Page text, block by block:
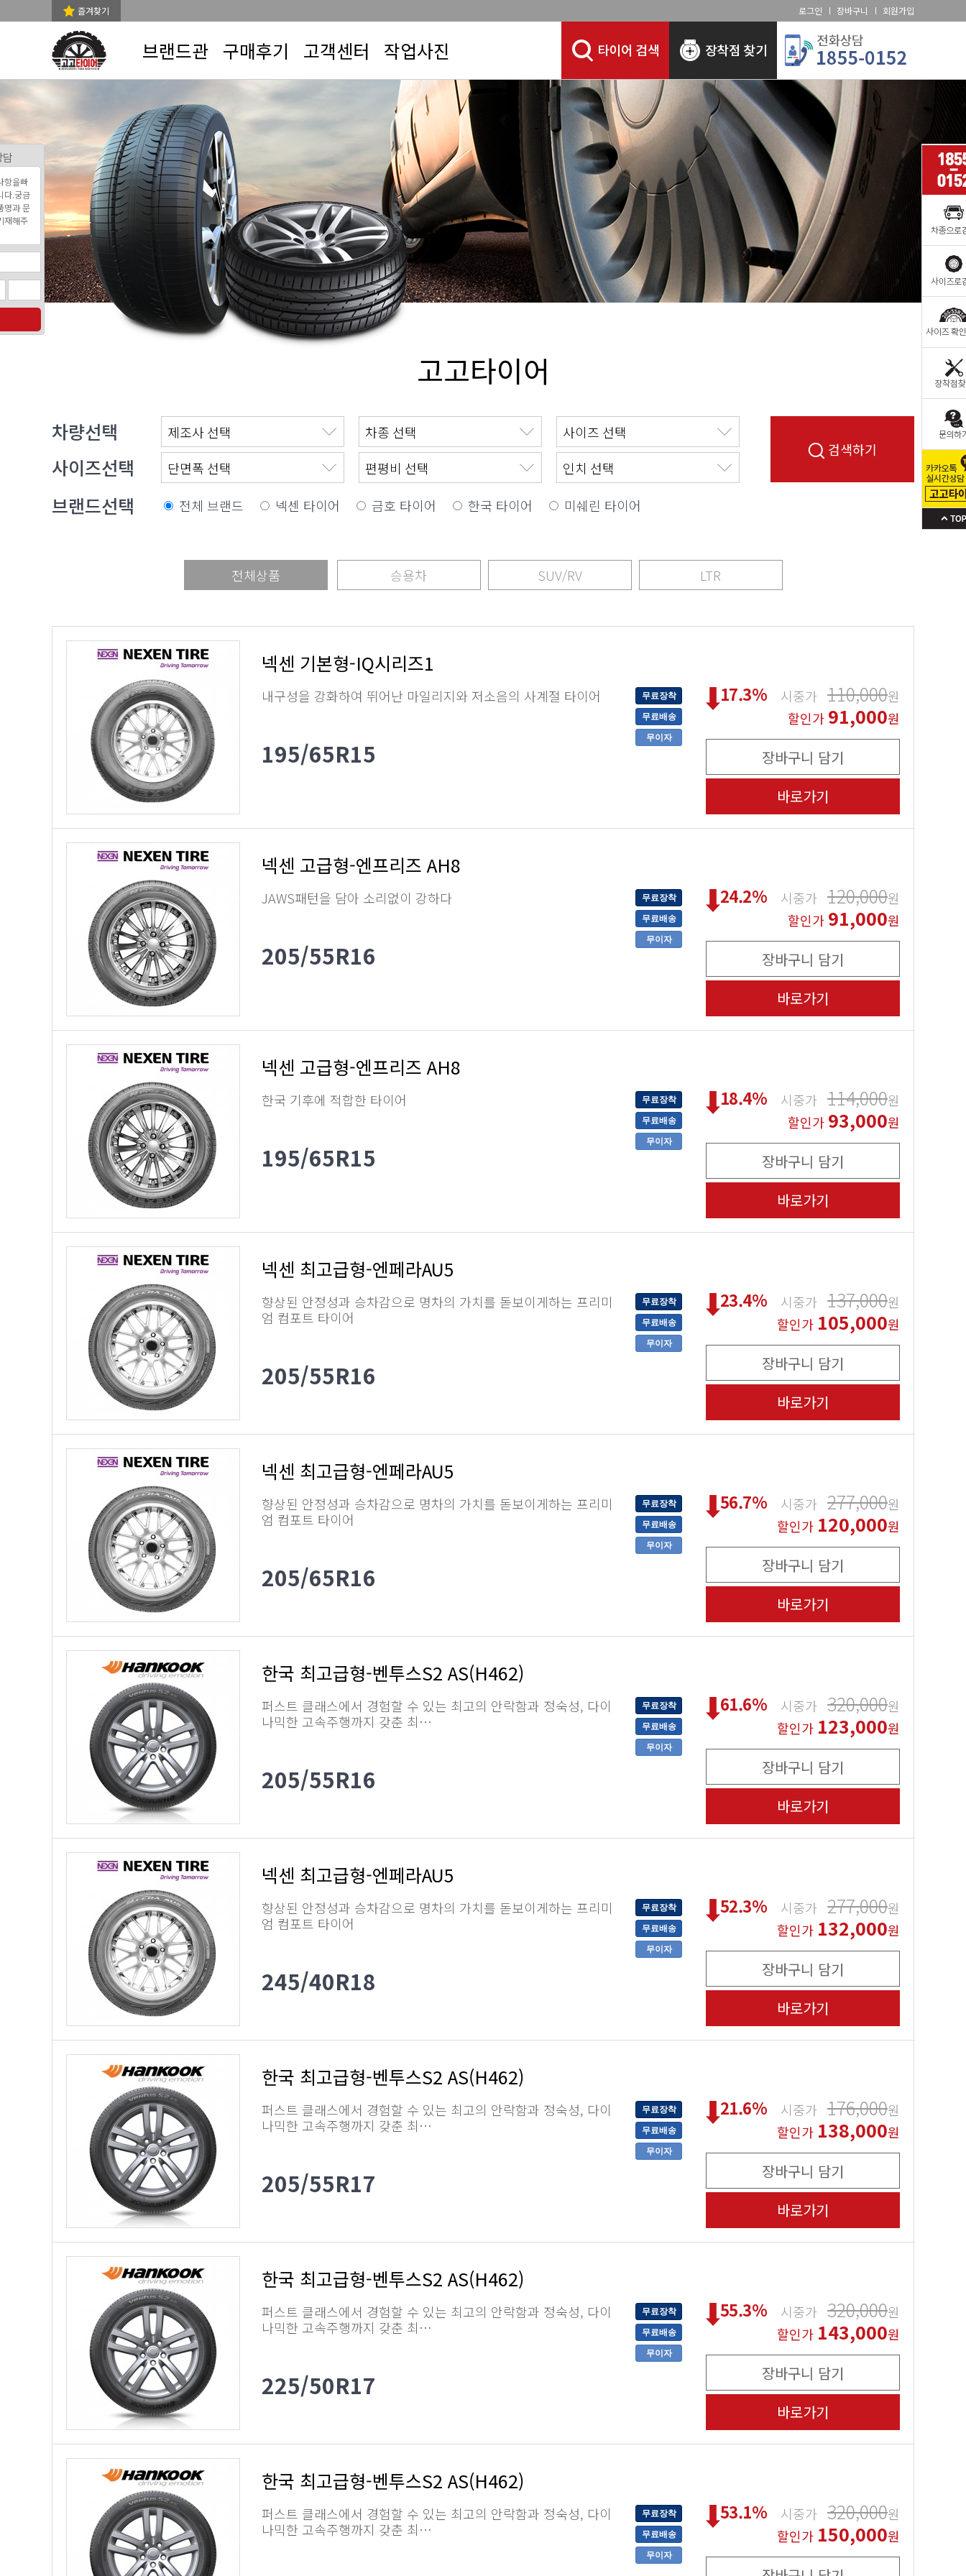
즐겨찾기 로그인 장바구니 회원가입
브랜드관 구매후기 고객센터 작업사진
고고타이어
차량선택
사이즈선택
브랜드선택
전체 브랜드 넥센 타이어 금호 타이어 한국 타이어 미쉐린 타이어
검색하기
전체상품 승용차 SUV/RV LTR
넥센 기본형-IQ시리즈1
내구성을 강화하여 뛰어난 마일리지와 저소음의 사계절 타이어
195/65R15
무료장착
무료배송
무이자
17.3% 시중가 110,000원
할인가 91,000원
장바구니 담기
바로가기
넥센 고급형-엔프리즈 AH8
JAWS패턴을 담아 소리없이 강하다
205/55R16
무료장착
무료배송
무이자
24.2% 시중가 120,000원
할인가 91,000원
장바구니 담기
바로가기
넥센 고급형-엔프리즈 AH8
한국 기후에 적합한 타이어
195/65R15
무료장착
무료배송
무이자
18.4% 시중가 114,000원
할인가 93,000원
장바구니 담기
바로가기
넥센 최고급형-엔페라AU5
향상된 안정성과 승차감으로 명차의 가치를 돋보이게하는 프리미
엄 컴포트 타이어
205/55R16
무료장착
무료배송
무이자
23.4% 시중가 137,000원
할인가 105,000원
장바구니 담기
바로가기
넥센 최고급형-엔페라AU5
향상된 안정성과 승차감으로 명차의 가치를 돋보이게하는 프리미
엄 컴포트 타이어
205/65R16
무료장착
무료배송
무이자
56.7% 시중가 277,000원
할인가 120,000원
장바구니 담기
바로가기
한국 최고급형-벤투스S2 AS(H462)
퍼스트 클래스에서 경험할 수 있는 최고의 안락함과 정숙성, 다이
나믹한 고속주행까지 갖춘 최…
205/55R16
무료장착
무료배송
무이자
61.6% 시중가 320,000원
할인가 123,000원
장바구니 담기
바로가기
넥센 최고급형-엔페라AU5
향상된 안정성과 승차감으로 명차의 가치를 돋보이게하는 프리미
엄 컴포트 타이어
245/40R18
무료장착
무료배송
무이자
52.3% 시중가 277,000원
할인가 132,000원
장바구니 담기
바로가기
한국 최고급형-벤투스S2 AS(H462)
퍼스트 클래스에서 경험할 수 있는 최고의 안락함과 정숙성, 다이
나믹한 고속주행까지 갖춘 최…
205/55R17
무료장착
무료배송
무이자
21.6% 시중가 176,000원
할인가 138,000원
장바구니 담기
바로가기
한국 최고급형-벤투스S2 AS(H462)
퍼스트 클래스에서 경험할 수 있는 최고의 안락함과 정숙성, 다이
나믹한 고속주행까지 갖춘 최…
225/50R17
무료장착
무료배송
무이자
55.3% 시중가 320,000원
할인가 143,000원
장바구니 담기
바로가기
한국 최고급형-벤투스S2 AS(H462)
퍼스트 클래스에서 경험할 수 있는 최고의 안락함과 정숙성, 다이
나믹한 고속주행까지 갖춘 최…
무료장착
무료배송
무이자
53.1% 시중가 320,000원
할인가 150,000원